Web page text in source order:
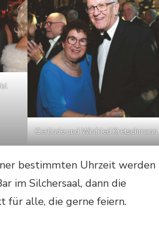
Gerlinde und Winfried Kretschmann
bestimmten Uhrzeit werden
im Silchersaal, dann die
für alle, die gerne feiern.